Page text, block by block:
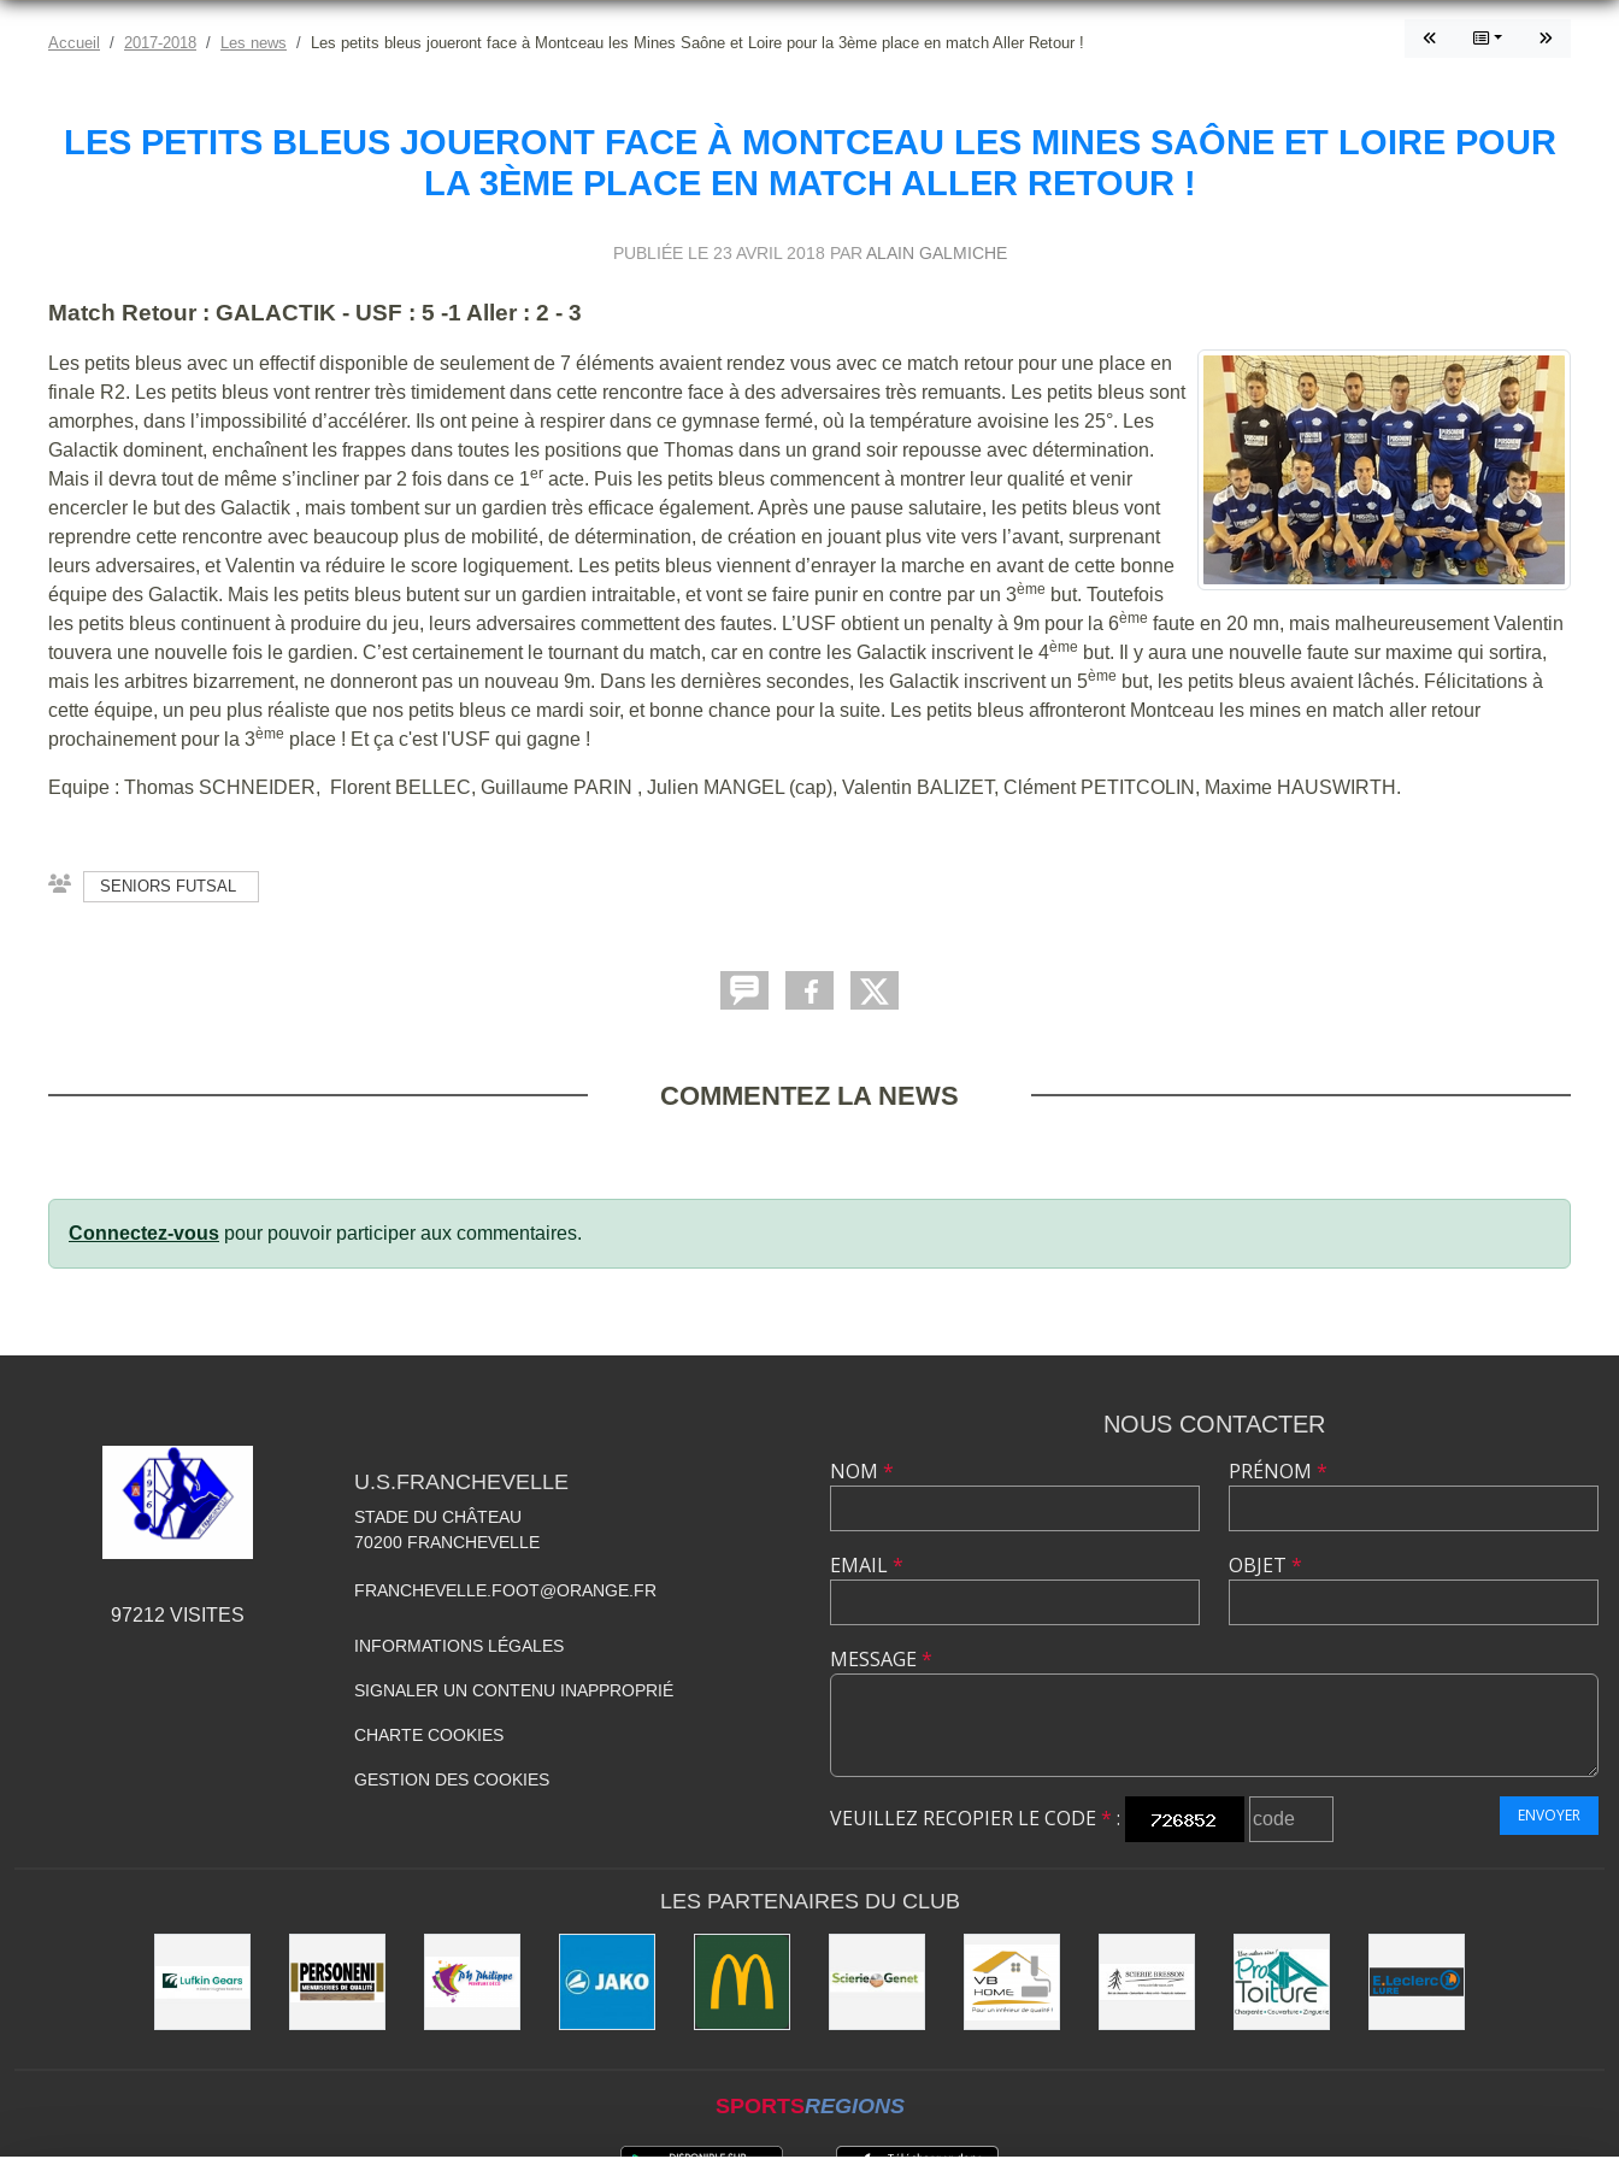
Accueil 2017-2018 Les news Les petits bleus joueront face à Montceau les Mines Saône et Loire pour la 3ème place en match Aller Retour !
LES PETITS BLEUS JOUERONT FACE À MONTCEAU LES MINES SAÔNE ET LOIRE POUR
LA 3ÈME PLACE EN MATCH ALLER RETOUR !
PUBLIÉE LE 23 AVRIL 2018 PAR ALAIN GALMICHE
Match Retour : GALACTIK - USF : 5 -1 Aller : 2 - 3
Les petits bleus avec un effectif disponible de seulement de 7 éléments avaient rendez vous avec ce match retour pour une place en
finale R2. Les petits bleus vont rentrer très timidement dans cette rencontre face à des adversaires très remuants. Les petits bleus sont
amorphes, dans l’impossibilité d’accélérer. Ils ont peine à respirer dans ce gymnase fermé, où la température avoisine les 25°. Les
Galactik dominent, enchaînent les frappes dans toutes les positions que Thomas dans un grand soir repousse avec détermination.
Mais il devra tout de même s’incliner par 2 fois dans ce 1er acte. Puis les petits bleus commencent à montrer leur qualité et venir
encercler le but des Galactik , mais tombent sur un gardien très efficace également. Après une pause salutaire, les petits bleus vont
reprendre cette rencontre avec beaucoup plus de mobilité, de détermination, de création en jouant plus vite vers l’avant, surprenant
leurs adversaires, et Valentin va réduire le score logiquement. Les petits bleus viennent d’enrayer la marche en avant de cette bonne
équipe des Galactik. Mais les petits bleus butent sur un gardien intraitable, et vont se faire punir en contre par un 3ème but. Toutefois
les petits bleus continuent à produire du jeu, leurs adversaires commettent des fautes. L’USF obtient un penalty à 9m pour la 6ème faute en 20 mn, mais malheureusement Valentin
touvera une nouvelle fois le gardien. C’est certainement le tournant du match, car en contre les Galactik inscrivent le 4ème but. Il y aura une nouvelle faute sur maxime qui sortira,
mais les arbitres bizarrement, ne donneront pas un nouveau 9m. Dans les dernières secondes, les Galactik inscrivent un 5ème but, les petits bleus avaient lâchés. Félicitations à
cette équipe, un peu plus réaliste que nos petits bleus ce mardi soir, et bonne chance pour la suite. Les petits bleus affronteront Montceau les mines en match aller retour
prochainement pour la 3ème place ! Et ça c'est l'USF qui gagne !
Equipe : Thomas SCHNEIDER, Florent BELLEC, Guillaume PARIN , Julien MANGEL (cap), Valentin BALIZET, Clément PETITCOLIN, Maxime HAUSWIRTH.
SENIORS FUTSAL
COMMENTEZ LA NEWS
Connectez-vous pour pouvoir participer aux commentaires.
97212 VISITES
U.S.FRANCHEVELLE
STADE DU CHÂTEAU
70200 FRANCHEVELLE
FRANCHEVELLE.FOOT@ORANGE.FR
INFORMATIONS LÉGALES
SIGNALER UN CONTENU INAPPROPRIÉ
CHARTE COOKIES
GESTION DES COOKIES
NOUS CONTACTER
NOM *
EMAIL*
PRÉNOM *
OBJET *
MESSAGE *
VEUILLEZ RECOPIER LE CODE * : ENVOYER
LES PARTENAIRES DU CLUB
SPORTSREGIONS